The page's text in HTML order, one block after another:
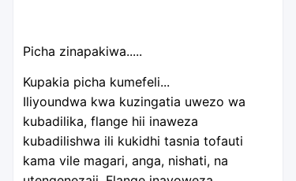
Picha zinapakiwa.....
Kupakia picha kumefeli...
Iliyoundwa kwa kuzingatia uwezo wa
kubadilika, flange hii inaweza
kubadilishwa ili kukidhi tasnia tofauti
kama vile magari, anga, nishati, na